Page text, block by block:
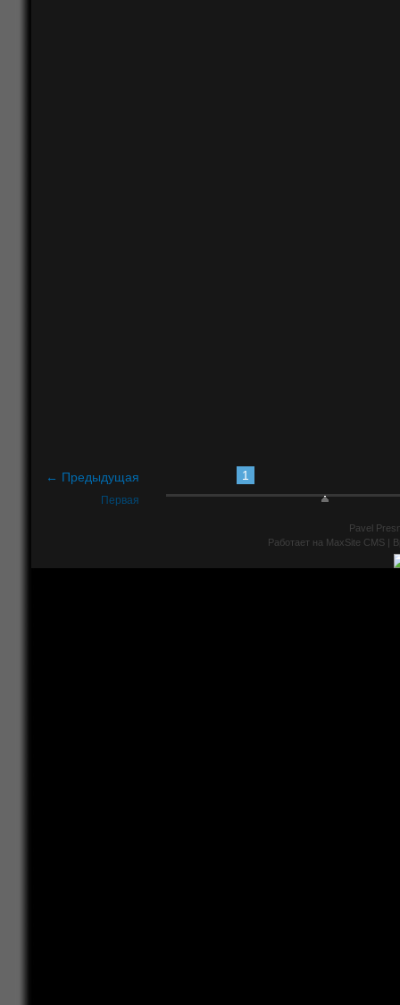
← Предыдущая 1
Первая
Pavel
Работает на MaxSite CMS |